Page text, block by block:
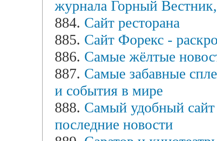
журнала Горный
884. Сайт ресторана
885. Сайт Форекс -
886. Самые жёлтые
887. Самые забавные
и события в мире
888. Самый удобный сайт
последние новости